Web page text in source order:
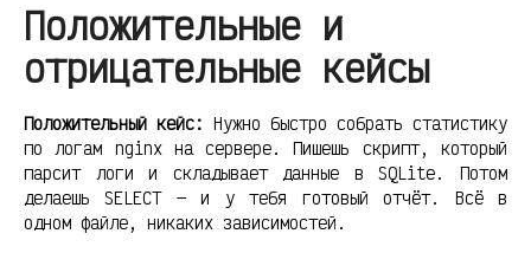
Положительные и
отрицательные кейсы
Положительный кейс: Нужно быстро собрать статистику
по логам nginx на сервере. Пишешь скрипт, который
парсит логи и складывает данные в SQLite. Потом
делаешь SELECT — и у тебя готовый отчёт. Всё в
одном файле, никаких зависимостей.